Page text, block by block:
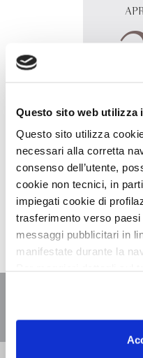
Questo sito web utilizza
Questo sito utilizza
necessari alla corretta
consenso dell’utente,
cookie non tecnici, in
impiegati cookie di
trasferimento verso
messaggi pubblicitari in
manifestate durante la
scelte privacy sui
dell’informativa cookie.
Chiudendo il banner
Giulia Caminito presenta
mai dolcein diretta